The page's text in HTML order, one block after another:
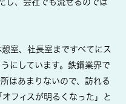
し、会社でも流せるのでは
室、社長室まですべてにス
にしています。鉄鋼業界で
はあまりないので、訪れる
フィスが明るくなった」と